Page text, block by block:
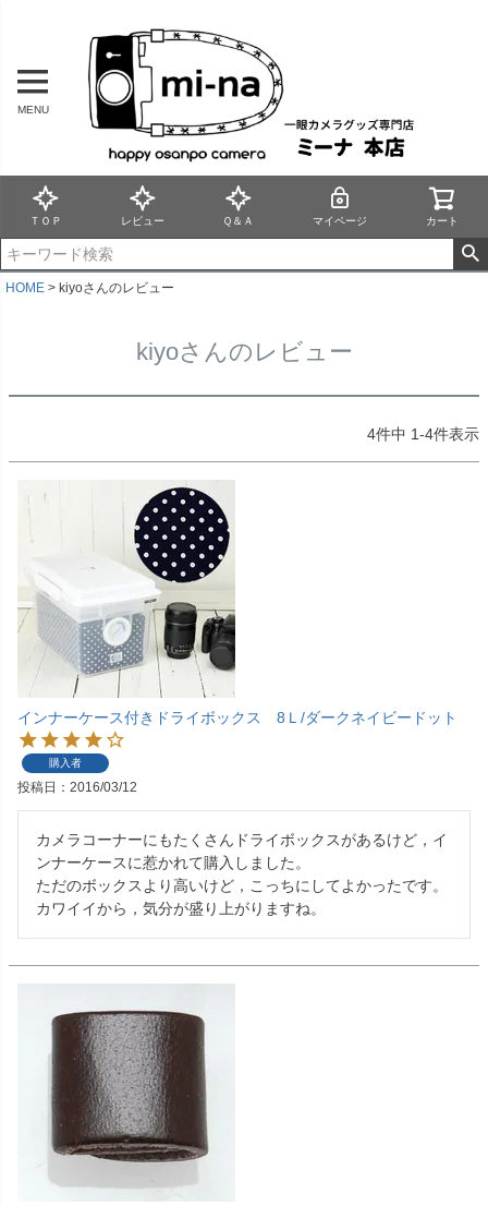
MENU
ＴＯＰ レビュー Ｑ＆Ａ マイページ カート
HOME kiyoさんのレビュー
kiyoさんのレビュー
4件中 1-4件表示
インナーケース付きドライボックス 8Ｌ/ダークネイビードット
購入者
投稿日 2016/03/12
カメラコーナーにもたくさんドライボックスがあるけど，イ
ンナーケースに惹かれて購入しました。
ただのボックスより高いけど，こっちにしてよかったです。
カワイイから，気分が盛り上がりますね。